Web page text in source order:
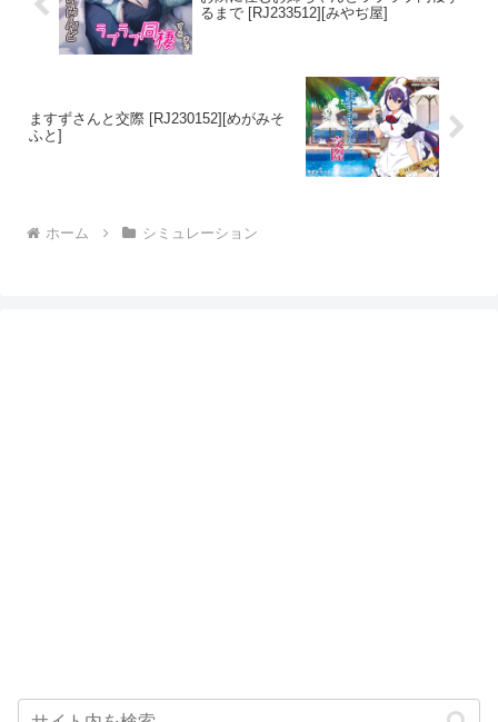
るまで [RJ233512][みやぢ屋]
ますずさんと交際 [RJ230152][めがみそ
ふと]
ホーム シミュレーション